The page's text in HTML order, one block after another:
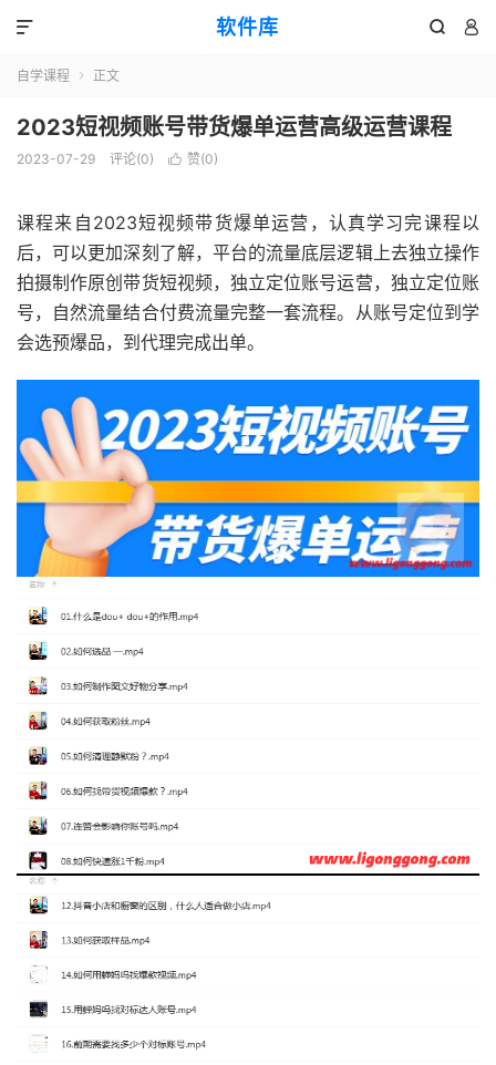
软件库  

自学课程  正文
2023短视频账号带货爆单运营高级运营课程
2023-07-29 评论(0)  赞(0)
课程来自2023短视频带货爆单运营，认真学习完课程以
后，可以更加深刻了解，平台的流量底层逻辑上去独立操作
拍摄制作原创带货短视频，独立定位账号运营，独立定位账
号，自然流量结合付费流量完整一套流程。从账号定位到学
会选预爆品，到代理完成出单。